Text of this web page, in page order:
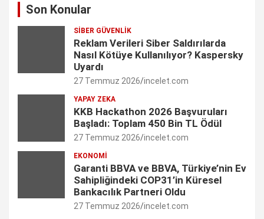
k
e
d
n
t
t
e
r
T
u
b
C
a
n
n
Son Konular
SIBER GÜVENLIK
Reklam Verileri Siber Saldırılarda
Nasıl Kötüye Kullanılıyor? Kaspersky
Uyardı
27 Temmuz 2026 incelet.com
YAPAY ZEKA
KKB Hackathon 2026 Başvuruları
Başladı: Toplam 450 Bin TL Ödül
27 Temmuz 2026 incelet.com
EKONOMI
Garanti BBVA ve BBVA, Türkiye’nin Ev
Sahipliğindeki COP31’in Küresel
Bankacılık Partneri Oldu
27 Temmuz 2026 incelet.com